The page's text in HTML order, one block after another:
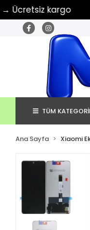
kargo
TÜM
Ana Sayfa Xiaomi